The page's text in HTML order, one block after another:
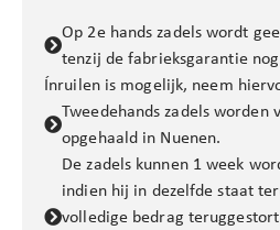
Op 2e hands zadels wordt
tenzij de fabrieksgarantie
Ínruilen is mogelijk, neem
Tweedehands zadels worden
opgehaald in Nuenen.
De zadels kunnen 1 week
indien hij in dezelfde staat
volledige bedrag